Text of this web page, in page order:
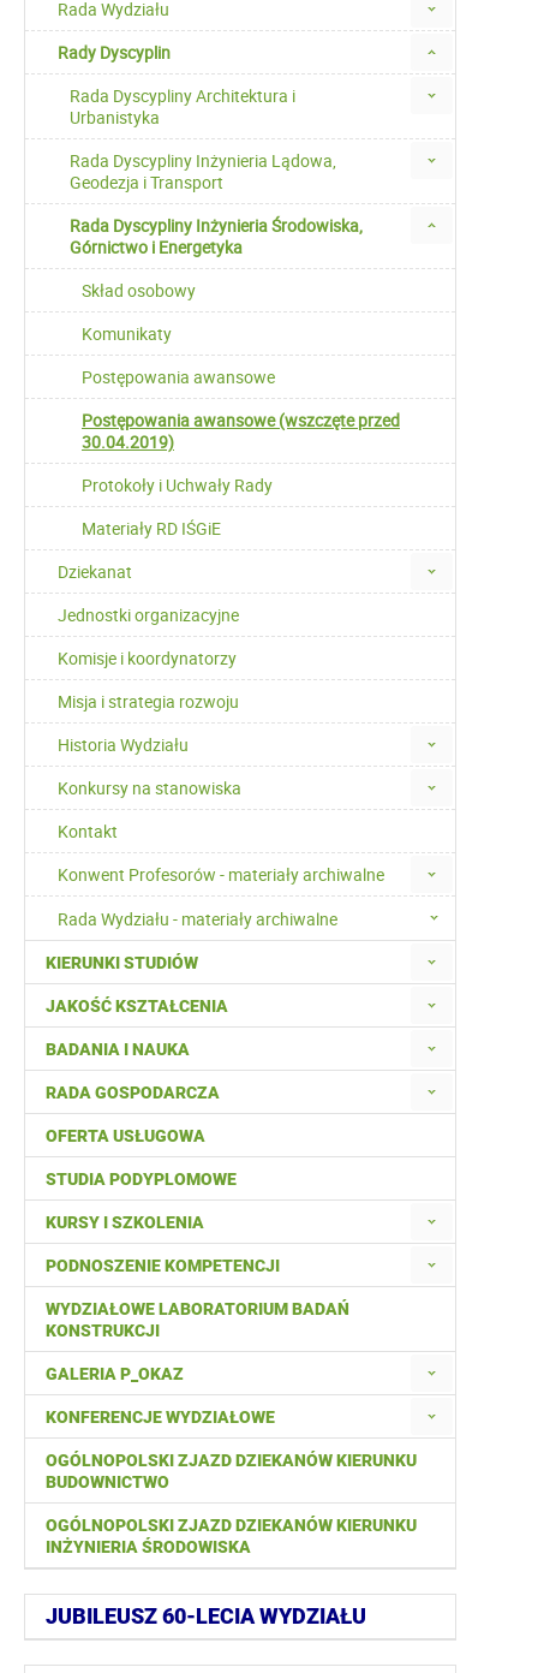
Rada Wydziału
Rady Dyscyplin
Rada Dyscypliny Architektura i
Urbanistyka
Rada Dyscypliny Inżynieria Lądowa,
Geodezja i Transport
Rada Dyscypliny Inżynieria Środowiska,
Górnictwo i Energetyka
Skład osobowy
Komunikaty
Postępowania awansowe
Postępowania awansowe (wszczęte przed
30.04.2019)
Protokoły i Uchwały Rady
Materiały RD IŚGiE
Dziekanat
Jednostki organizacyjne
Komisje i koordynatorzy
Misja i strategia rozwoju
Historia Wydziału
Konkursy na stanowiska
Kontakt
Konwent Profesorów - materiały archiwalne
Rada Wydziału - materiały archiwalne
KIERUNKI STUDIÓW
JAKOŚĆ KSZTAŁCENIA
BADANIA I NAUKA
RADA GOSPODARCZA
OFERTA USŁUGOWA
STUDIA PODYPLOMOWE
KURSY I SZKOLENIA
PODNOSZENIE KOMPETENCJI
WYDZIAŁOWE LABORATORIUM BADAŃ
KONSTRUKCJI
GALERIA P_OKAZ
KONFERENCJE WYDZIAŁOWE
OGÓLNOPOLSKI ZJAZD DZIEKANÓW KIERUNKU
BUDOWNICTWO
OGÓLNOPOLSKI ZJAZD DZIEKANÓW KIERUNKU
INŻYNIERIA ŚRODOWISKA
JUBILEUSZ 60-LECIA WYDZIAŁU